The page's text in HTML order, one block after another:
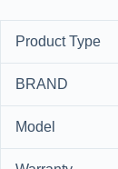
Product Type
BRAND
Model